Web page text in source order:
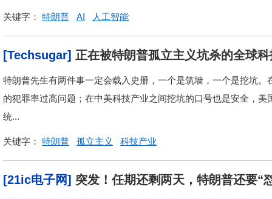
关键字： 特朗普 AI 人工智能
[Techsugar] 正在被特朗普孤立主义坑杀的全球
特朗普先生有两件事一定会载入史册，一个是筑墙，一个是挖坑
的犯罪率过高问题；在中美科技产业之间挖坑的口号也是安全，
统...
关键字： 特朗普 孤立主义 科技产业
[21ic电子网] 突发！任期还剩两天，特朗普还要“